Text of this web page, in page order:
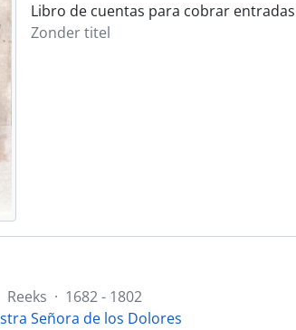
Libro de cuentas para cobrar
Zonder titel
Reeks · 1682 - 1802
Señora de los Dolores